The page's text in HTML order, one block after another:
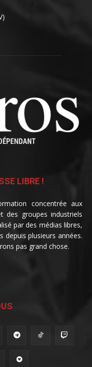
LIBRE !
concentrée aux
des groupes industriels
par des médias libres,
depuis plusieurs années.
pas grand chose.